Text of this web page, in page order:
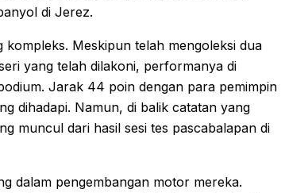
di Jerez.
Meskipun telah mengoleksi dua
yang telah dilakoni, performanya di
Jarak 44 poin dengan para pemimpin
dihadapi. Namun, di balik catatan yang
muncul dari hasil sesi tes pascabalapan di
dalam pengembangan motor mereka.